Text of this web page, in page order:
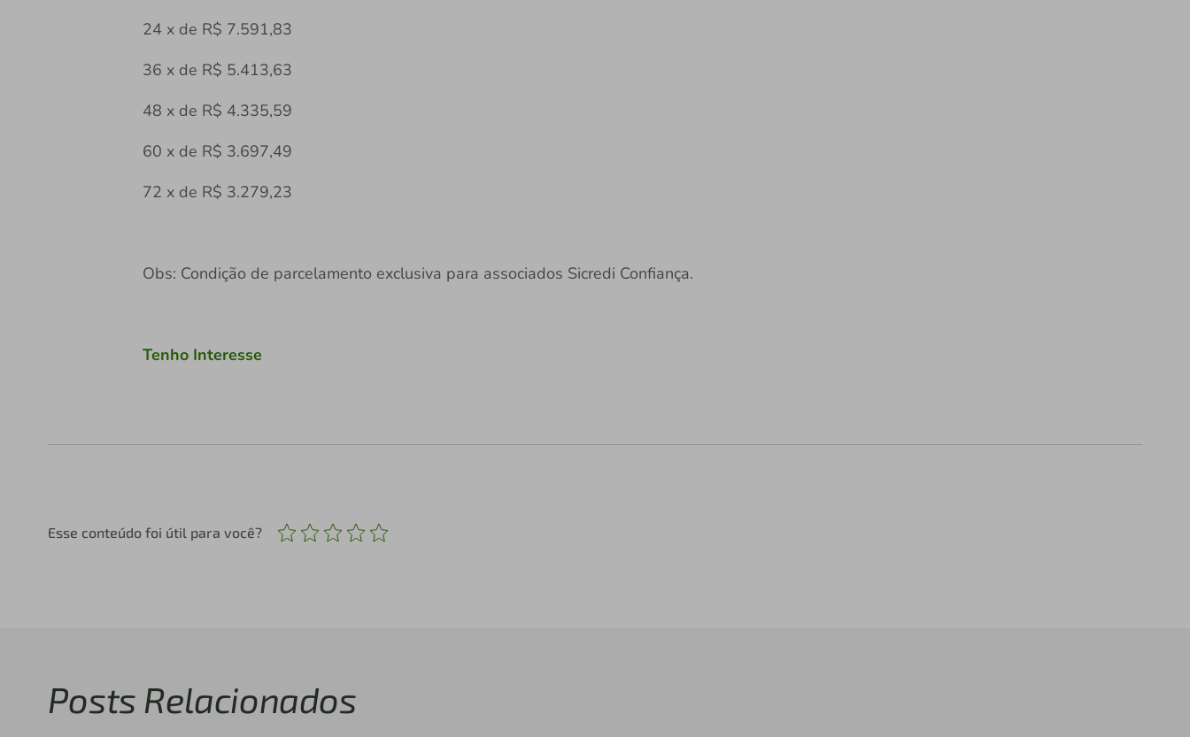
24 x de R$ 7.591,83
36 x de R$ 5.413,63
48 x de R$ 4.335,59
60 x de R$ 3.697,49
72 x de R$ 3.279,23
Obs: Condição de parcelamento exclusiva para associados Sicredi Confiança.
Tenho Interesse
Esse conteúdo foi útil para você?
Posts Relacionados